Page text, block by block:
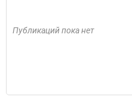
Публикаций пока нет